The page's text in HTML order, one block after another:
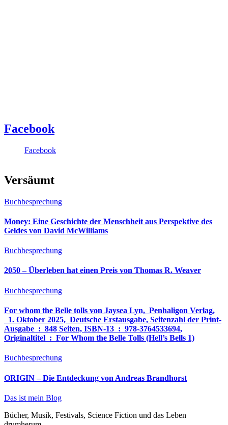
Facebook
Facebook
Versäumt
Buchbesprechung
Money: Eine Geschichte der Menschheit aus Perspektive des
Geldes von David McWilliams
Buchbesprechung
2050 – Überleben hat einen Preis von Thomas R. Weaver
Buchbesprechung
For whom the Belle tolls von Jaysea Lyn, ‎ Penhaligon Verlag,
‎ 1. Oktober 2025, ‎ Deutsche Erstausgabe, Seitenzahl der Print-
Ausgabe ‏ : ‎ 848 Seiten, ISBN-13 ‏ : ‎ 978-3764533694,
Originaltitel ‏ : ‎ For Whom the Belle Tolls (Hell’s Bells 1)
Buchbesprechung
ORIGIN – Die Entdeckung von Andreas Brandhorst
Das ist mein Blog
Bücher, Musik, Festivals, Science Fiction und das Leben